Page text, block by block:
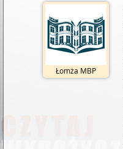
Łomża MBP